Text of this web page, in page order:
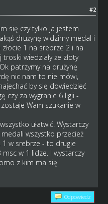
#2
się czy tylko ja jestem
drużynę widzimy medal i
1 na srebrze 2 i na
wiedziały że złoty
patrzymy na drużynę
nic nam to nie mówi,
by się dowiedzieć
czy za wygranie 6 ligii -
Wam szukanie w
ułatwić. Wystarczy
wszystko przecież
1 w srebrze - to drugie
w 1 lidze. I wystarczy
z kim ma się
Odpowiedz